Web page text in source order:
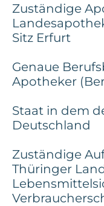
Zuständige
Sitz Erfurt
Genaue
Apotheker
Staat in dem
Deutschland
Zuständige
Thüringer